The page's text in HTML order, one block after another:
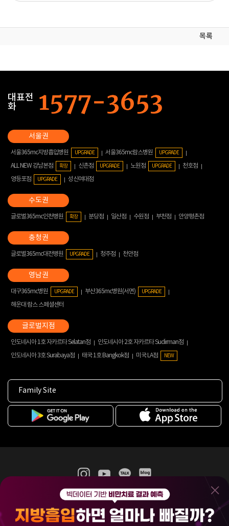
목록
대표전
화
서울365mc지방흡입병원 UPGRADE 서울365mc람스병원 UPGRADE
ALL NEW 강남본점 확장 신촌점 UPGRADE 노원점 UPGRADE
천호점
영등포점
UPGRADE 성신여대점
글로벌365mc인천병원 확장 분당점 일산점 수원점 부천점 안양평촌점
글로벌365mc대전병원 UPGRADE 청주점 천안점
대구365mc병원 UPGRADE 부산365mc병원(서면) UPGRADE
해운대 람스 스페셜센터
인도네시아 1호 자카르타 Selatan점
인도네시아 2호 자카르타 Sudirman점
인도네시아 3호 Surabaya점
태국 1호 Bangkok점 미국 LA점 NEW
Family Site
365mc 병·의원 이용약관
홈페이지 이용약관
비급여진료수가